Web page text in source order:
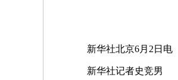
新华社北京6月2日电
新华社记者史竞男